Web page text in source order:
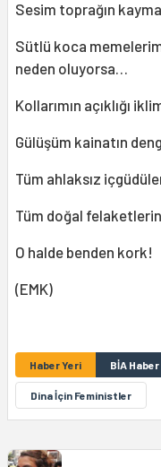
Sesim toprağın
Sütlü koca
neden oluyorsa…
Kollarımın açıklığı
Gülüşüm kainatın
Tüm ahlaksız
Tüm doğal
O halde benden kork!
(EMK)
Haber Yeri BİA
Dina İçin Feministler